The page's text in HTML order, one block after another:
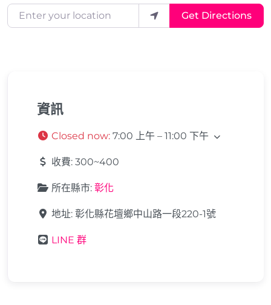
Enter your location Get Directions
資訊
Closed now: 7:00 上午 – 11:00 下午
收費: 300~400
所在縣市: 彰化
地址: 彰化縣花壇鄉中山路一段220-1號
LINE 群